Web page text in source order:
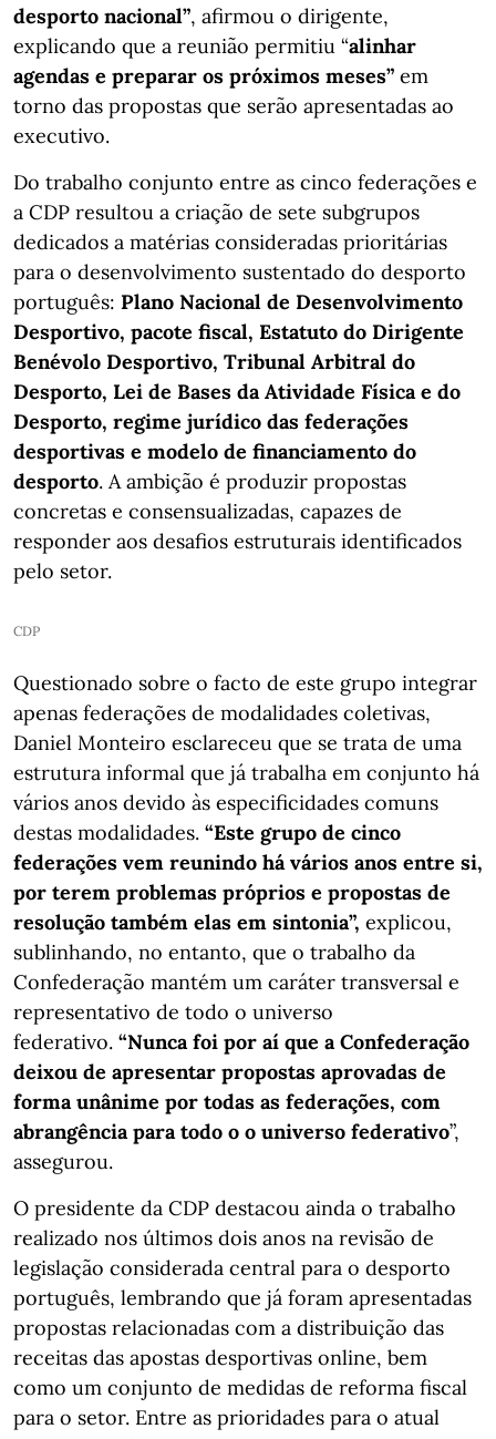
desporto nacional”, afirmou o dirigente,
explicando que a reunião permitiu “alinhar
agendas e preparar os próximos meses” em
torno das propostas que serão apresentadas ao
executivo.
Do trabalho conjunto entre as cinco federações e
a CDP resultou a criação de sete subgrupos
dedicados a matérias consideradas prioritárias
para o desenvolvimento sustentado do desporto
português: Plano Nacional de Desenvolvimento
Desportivo, pacote fiscal, Estatuto do Dirigente
Benévolo Desportivo, Tribunal Arbitral do
Desporto, Lei de Bases da Atividade Física e do
Desporto, regime jurídico das federações
desportivas e modelo de financiamento do
desporto. A ambição é produzir propostas
concretas e consensualizadas, capazes de
responder aos desafios estruturais identificados
pelo setor.
CDP
Questionado sobre o facto de este grupo integrar
apenas federações de modalidades coletivas,
Daniel Monteiro esclareceu que se trata de uma
estrutura informal que já trabalha em conjunto há
vários anos devido às especificidades comuns
destas modalidades. “Este grupo de cinco
federações vem reunindo há vários anos entre si,
por terem problemas próprios e propostas de
resolução também elas em sintonia”, explicou,
sublinhando, no entanto, que o trabalho da
Confederação mantém um caráter transversal e
representativo de todo o universo
federativo. “Nunca foi por aí que a Confederação
deixou de apresentar propostas aprovadas de
forma unânime por todas as federações, com
abrangência para todo o o universo federativo”,
assegurou.
O presidente da CDP destacou ainda o trabalho
realizado nos últimos dois anos na revisão de
legislação considerada central para o desporto
português, lembrando que já foram apresentadas
propostas relacionadas com a distribuição das
receitas das apostas desportivas online, bem
como um conjunto de medidas de reforma fiscal
para o setor. Entre as prioridades para o atual